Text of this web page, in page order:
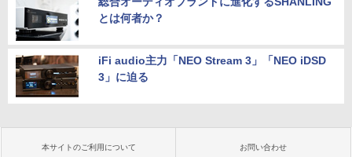
とは何者か？
iFi audio主力「NEO Stream 3」「NEO iDSD
3」に迫る
本サイトのご利用について お問い合わせ